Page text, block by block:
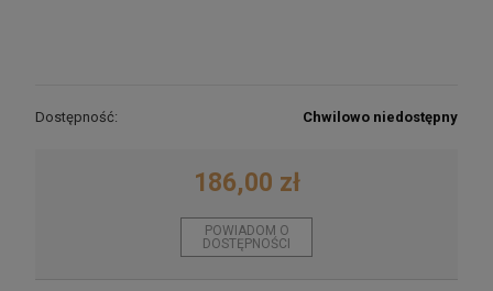
Dostępność: Chwilowo niedostępny
186,00 zł
POWIADOM O
DOSTĘPNOŚCI